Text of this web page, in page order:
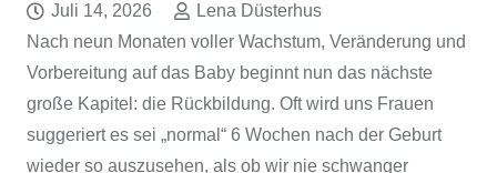
Juli 14, 2026
Lena Düsterhus
Nach neun Monaten voller Wachstum, Veränderung und
Vorbereitung auf das Baby beginnt nun das nächste
große Kapitel: die Rückbildung. Oft wird uns Frauen
suggeriert es sei „normal“ 6 Wochen nach der Geburt
wieder so auszusehen, als ob wir nie schwanger